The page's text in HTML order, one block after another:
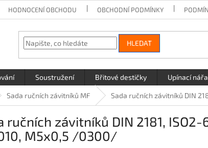
HODNOCENÍ OBCHODU OBCHODNÍ PODMÍNKY
HLEDAT
Soustružení Břitové destičky Upínací
Sada ručních závitníků MF Sada ručních závitníků DIN
ručních závitníků DIN 2181,
M5x0,5 /0300/